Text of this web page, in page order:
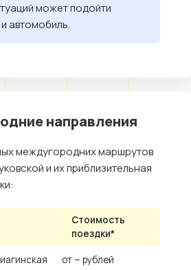
может подойти
автомобиль.
направления
междугородних маршрутов
и их приблизительная
Стоимость
поездки*
от ~ рублей